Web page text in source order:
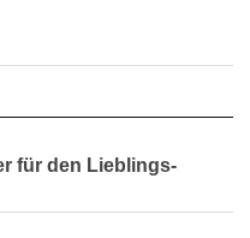
für den Lieblings-